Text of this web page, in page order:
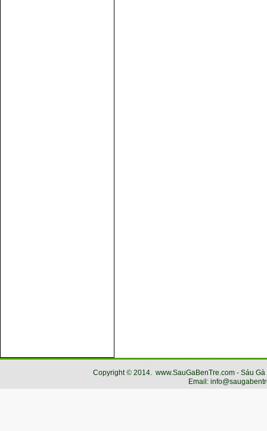
Copyright© 2014. www.SauGaBenTre.com - Sáu
Email: